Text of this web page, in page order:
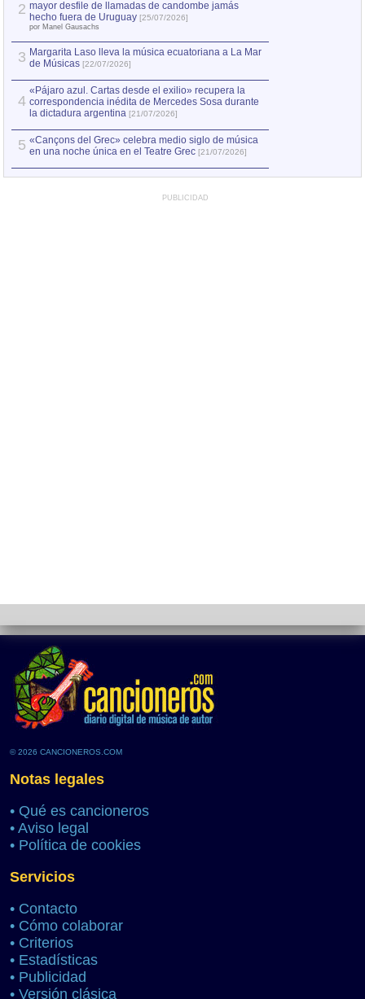
2 mayor desfile de llamadas de candombe jamás
hecho fuera de Uruguay [25/07/2026]
por Manel Gausachs
3 Margarita Laso lleva la música ecuatoriana a La Mar
de Músicas [22/07/2026]
4
«Pájaro azul. Cartas desde el exilio» recupera la
correspondencia inédita de Mercedes Sosa durante
la dictadura argentina [21/07/2026]
5 «Cançons del Grec» celebra medio siglo de música
en una noche única en el Teatre Grec [21/07/2026]
PUBLICIDAD
© 2026 CANCIONEROS.COM
Notas legales
• Qué es cancioneros
• Aviso legal
• Política de cookies
Servicios
• Contacto
• Cómo colaborar
• Criterios
• Estadísticas
• Publicidad
• Versión clásica